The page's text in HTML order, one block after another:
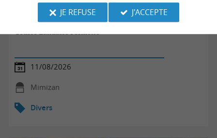
Course Landaise Formelle
11/08/2026
Mimizan
Divers
JE REFUSE
J'ACCEPTE